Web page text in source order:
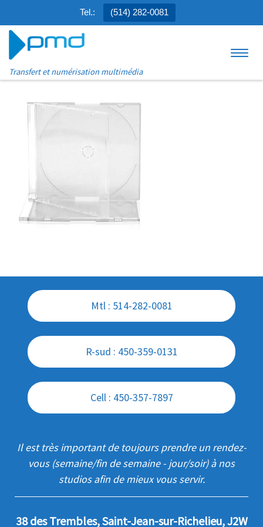
Tel.: (514) 282-0081
Transfert et numérisation multimédia
Mtl : 514-282-0081
R-sud : 450-359-0131
Cell : 450-357-7897
Il est très important de toujours prendre un rendez-
vous (semaine/fin de semaine - jour/soir) à nos
studios afin de mieux vous servir.
38 des Trembles, Saint-Jean-sur-Richelieu, J2W